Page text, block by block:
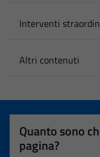
Interventi
Altri contenuti
Quanto sono
pagina?